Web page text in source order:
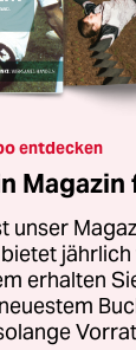
entdecken
unser
erhalten